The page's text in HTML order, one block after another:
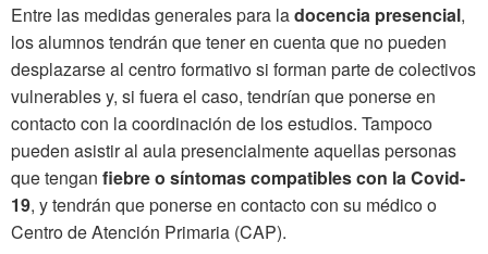
Entre las medidas generales para ladocencia presencial,
los alumnos tendrán que tener en cuenta que no pueden
desplazarse al centro formativo si forman parte de colectivos
vulnerables y, si fuera el caso, tendrían que ponerse en
contacto con la coordinación de los estudios. Tampoco
pueden asistir al aula presencialmente aquellas personas
que tengan fiebre o síntomas compatibles con la Covid-
19, y tendrán que ponerse en contacto con su médico o
Centro de Atención Primaria (CAP).